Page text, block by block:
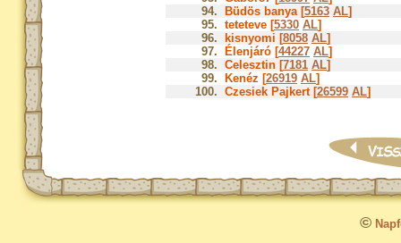
94.
Büdös banya [5163 AL]
95. teteteve [5330 AL]
96.
kisnyomi [8058 AL]
97.
Élenjáró [44227 AL]
98. Celesztin [7181 AL]
99.
Kenéz [26919 AL]
100. Czesiek Pajkert [26599 AL]
©